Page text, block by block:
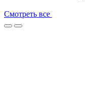
Смотреть все